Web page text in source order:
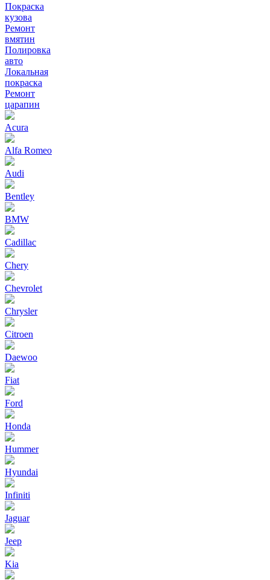
Покраска
кузова
Ремонт
вмятин
Полировка
авто
Локальная
покраска
Ремонт
царапин
Acura
Alfa Romeo
Audi
Bentley
BMW
Cadillac
Chery
Chevrolet
Chrysler
Citroen
Daewoo
Fiat
Ford
Honda
Hummer
Hyundai
Infiniti
Jaguar
Jeep
Kia